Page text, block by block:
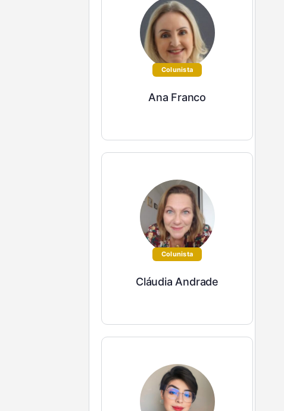
Colunista
Ana Franco
Colunista
Cláudia Andrade